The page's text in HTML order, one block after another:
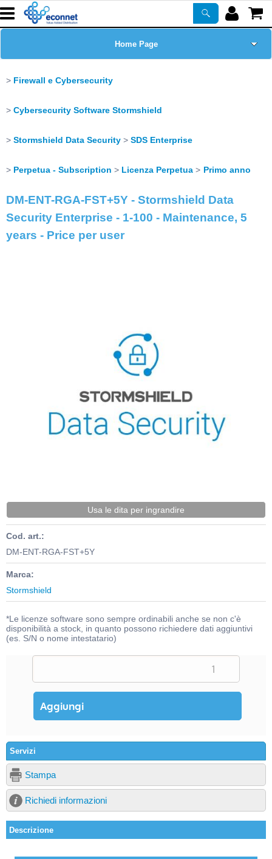
Home Page
Prodotti
Corsi
ASSISTENZA
Certificazioni
Newsletter
Firewall e Cybersecurity
Cybersecurity Software Stormshield
Stormshield Data Security SDS Enterprise
Perpetua - Subscription Licenza Perpetua Primo anno
DM-ENT-RGA-FST+5Y - Stormshield Data
Security Enterprise - 1-100 - Maintenance, 5
years - Price per user
Usa le dita per ingrandire
Cod. art.:
DM-ENT-RGA-FST+5Y
Marca:
Stormshield
*Le licenze software sono sempre ordinabili anche se non c'è
disponibilità a stock, in quanto possono richiedere dati aggiuntivi
(es. S/N o nome intestatario)
Servizi
Stampa
Richiedi informazioni
Descrizione